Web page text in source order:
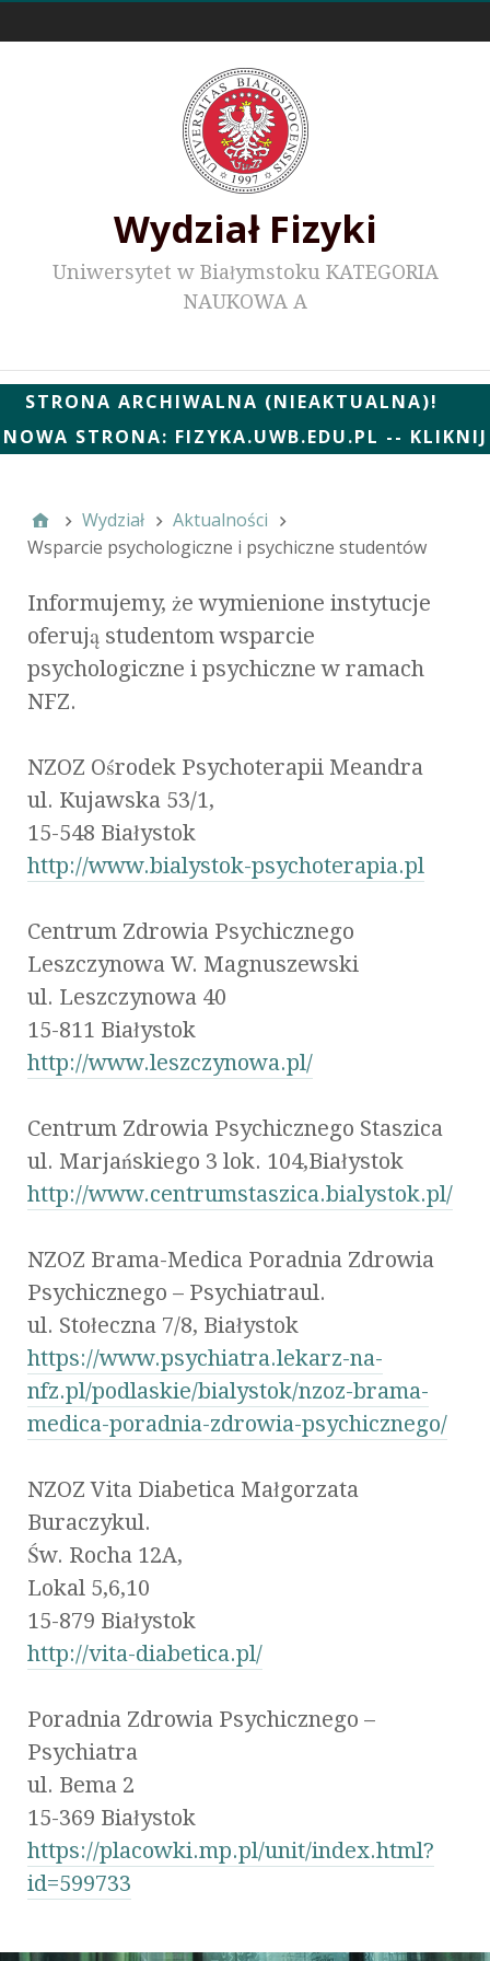
Wydział Fizyki
Uniwersytet w Białymstoku KATEGORIA
NAUKOWA A
STRONA ARCHIWALNA (NIEAKTUALNA)!
NOWA STRONA: FIZYKA.UWB.EDU.PL -- KLIKNIJ
Wydział
Aktualności
Wsparcie psychologiczne i psychiczne studentów
Informujemy, że wymienione instytucje
oferują studentom wsparcie
psychologiczne i psychiczne w ramach
NFZ.
NZOZ Ośrodek Psychoterapii Meandra
ul. Kujawska 53/1,
15-548 Białystok
http://www.bialystok-psychoterapia.pl
Centrum Zdrowia Psychicznego
Leszczynowa W. Magnuszewski
ul. Leszczynowa 40
15-811 Białystok
http://www.leszczynowa.pl/
Centrum Zdrowia Psychicznego Staszica
ul. Marjańskiego 3 lok. 104,Białystok
http://www.centrumstaszica.bialystok.pl/
NZOZ Brama-Medica Poradnia Zdrowia
Psychicznego – Psychiatraul.
ul. Stołeczna 7/8, Białystok
https://www.psychiatra.lekarz-na-
nfz.pl/podlaskie/bialystok/nzoz-brama-
medica-poradnia-zdrowia-psychicznego/
NZOZ Vita Diabetica Małgorzata
Buraczykul.
Św. Rocha 12A,
Lokal 5,6,10
15-879 Białystok
http://vita-diabetica.pl/
Poradnia Zdrowia Psychicznego –
Psychiatra
ul. Bema 2
15-369 Białystok
https://placowki.mp.pl/unit/index.html?
id=599733